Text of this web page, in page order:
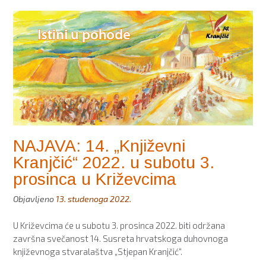
Križevcima:
Među
nagrađenima
Tomislav
Žigmanov,
ministar
u
Vladi
Republike
Srbije”
NAJAVA: 14. „Književni
Kranjčić“ 2022. u subotu 3.
prosinca u Križevcima
Objavljeno 13. studenoga 2022.
U Križevcima će u subotu 3. prosinca 2022. biti održana
završna svečanost 14. Susreta hrvatskoga duhovnoga
književnoga stvaralaštva „Stjepan Kranjčić“.